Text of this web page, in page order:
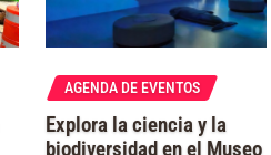
AGENDA DE EVENTOS
Explora la ciencia y la
biodiversidad en el Museo